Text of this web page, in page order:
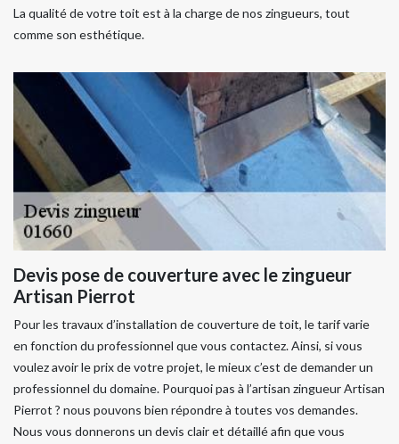
La qualité de votre toit est à la charge de nos zingueurs, tout
comme son esthétique.
Devis pose de couverture avec le zingueur
Artisan Pierrot
Pour les travaux d’installation de couverture de toit, le tarif varie
en fonction du professionnel que vous contactez. Ainsi, si vous
voulez avoir le prix de votre projet, le mieux c’est de demander un
professionnel du domaine. Pourquoi pas à l’artisan zingueur Artisan
Pierrot ? nous pouvons bien répondre à toutes vos demandes.
Nous vous donnerons un devis clair et détaillé afin que vous